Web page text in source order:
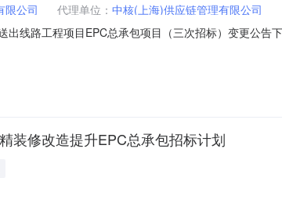
限公司 代理单位： 中核(上海)供应链管理有限公司
出线路工程项目EPC总承包项目（三次招标）变更公告
装修改造提升EPC总承包招标计划